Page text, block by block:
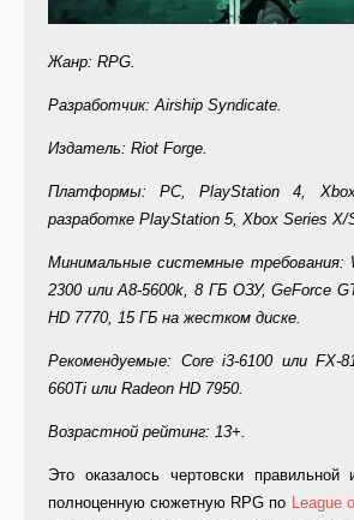
Жанр: RPG.
Разработчик: Airship Syndicate.
Издатель: Riot Forge.
Платформы: PC, PlayStation 4,
разработке PlayStation 5, Xbox Series X/
Минимальные системные требования:
2300 или A8-5600k, 8 ГБ ОЗУ, GeForce
HD 7770, 15 ГБ на жестком диске.
Рекомендуемые: Core i3-6100 или FX-
660Ti или Radeon HD 7950.
Возрастной рейтинг: 13+.
Это оказалось чертовски
полноценную сюжетную RPG по League